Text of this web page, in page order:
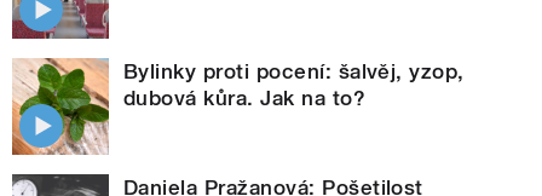
Bylinky proti pocení: šalvěj, yzop,
dubová kůra. Jak na to?
Daniela Pražanová: Pošetilost